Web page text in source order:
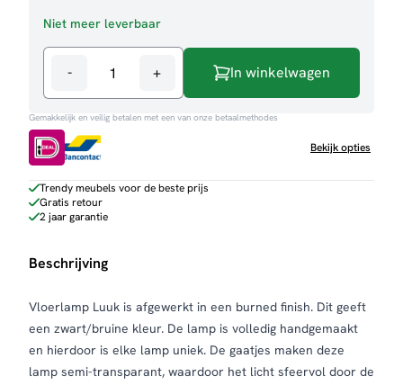
Niet meer leverbaar
-
Vloerlamp
Luuk
aantal
+ In winkelwagen
Gemakkelijk en veilig betalen met een van onze betaalmethodes
Bekijk opties
Trendy meubels voor de beste prijs
Gratis retour
2 jaar garantie
Beschrijving
Vloerlamp Luuk is afgewerkt in een burned finish. Dit geeft
een zwart/bruine kleur. De lamp is volledig handgemaakt
en hierdoor is elke lamp uniek. De gaatjes maken deze
lamp semi-transparant, waardoor het licht sfeervol door de